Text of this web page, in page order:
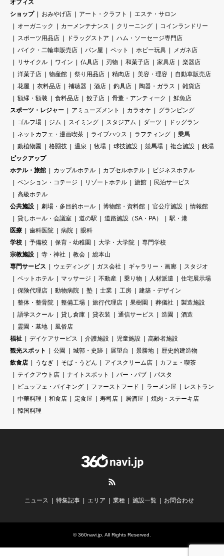
オフィス
ショップ
おみやげ店 アート・クラフト
エステ・サロン
オーガニック
カーメンテナンス クリーニング
コインランドリー
スポーツ用品店
ドラッグストア
ハム・ソーセージ専門店
バイク・二輪車販売店
パン屋 ペット ホビー玩具
メガネ店
リサイクル
ワイン 仏具店 刃物 和菓子店 家具店
楽器店
洋菓子店
物産館 祭り用品店 精肉店 美容・理容
自動車販売店
花屋
衣料品店 補聴器 酒店 釣具店 陶器・ガラス
雑貨店
額縁・額装
食料品店 餃子店 骨董・アンティーク
鮮魚店
スポーツ・レジャー
アミューズメント カラオケ
グランピング
ゴルフ場
ジム スイミング スタジアム ダーツ
ドッグラン
ネットカフェ・漫画喫茶
ライブハウス ラフティング
乗馬
動植物園
格闘技 温泉 牧場 球技施設 競馬場 複合施設
銭湯
ピックアップ
ホテル・旅館
カップルホテル カプセルホテル
ビジネスホテル
ペンション・コテージ
リゾートホテル 旅館
民泊サービス
高級ホテル
公共施設
劇場・多目的ホール 博物館・資料館 官公庁施設
情報館
貸しホール・会議室
道の駅 道路施設（SA・PA）
駅・港
医療
歯科医院 病院
眼科
学校
予備校 保育・幼稚園 大学・大学院
専門学校
宗教施設
寺・神社 教会
総本山
専門サービス
ウェディング ガス会社 ギャラリー・画廊
スタジオ
ペットホテル
マッサージ 不動産 乗り物 人材派遣
住宅展示場
保険代理店
動物病院 塾 士業 工房
建築・デザイン
整体・整骨院
整備工場 旅行代理店 果樹園 葬儀社
製造施設
語学スクール
貸し倉庫 貸衣装 通信サービス 造園
酒造
霊園・墓地
風俗店
福祉
デイケアサービス 介護施設 児童施設
高齢者施設
観光スポット
公園 城郭・史跡 展望台 景勝地
歴史的建造物
飲食店
うなぎ そば・うどん アイスクリーム店
カフェ・喫茶
テイクアウト店
ナイトスポット バー・パブ
パスタ
ビュッフェ・バイキング
ファーストフード ラーメン屋
レストラン
中華料理
和食店 定食屋 寿司店 居酒屋
焼肉・ステーキ店
韓国料理
ニュース 特集記事 エリア 業種 施設一覧 お問合わせ
©360navi.jp. All Rights Reserved.